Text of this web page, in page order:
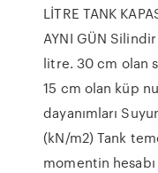
LİTRE TANK
AYNI GÜN Silindir
litre. 30 cm olan
15 cm olan küp
dayanımları
(kN/m2) Tank
momentin